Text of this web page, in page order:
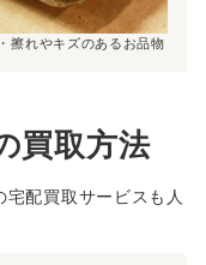
擦れやキズのあるお品物
買取方法
配買取サービスも人